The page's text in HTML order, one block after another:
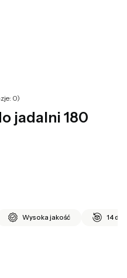
0)
jadalni 180
Wysoka jakość 14 dni